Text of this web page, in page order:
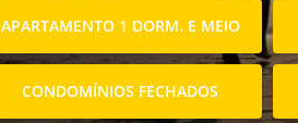
APARTAMENTO 1 DORM. E MEIO
CONDOMÍNIOS FECHADOS